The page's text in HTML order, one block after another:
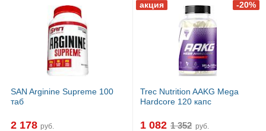
SAN Arginine Supreme 100
таб
2 178 руб.
Trec Nutrition AAKG Mega
Hardcore 120 капс
1 082
руб.